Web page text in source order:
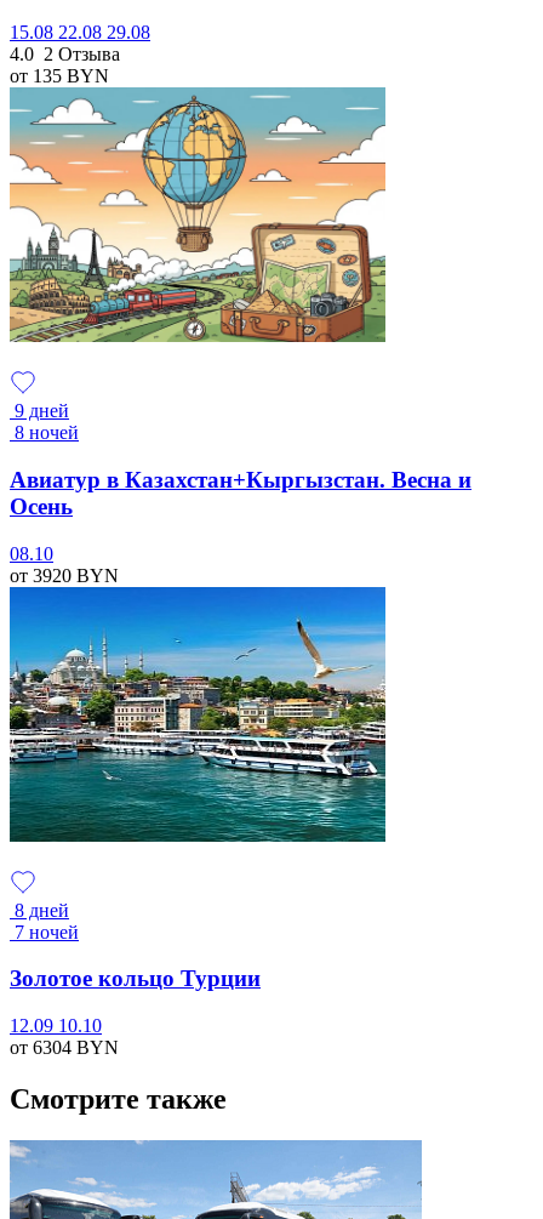
15.08 22.08 29.08
4.0 2 Отзыва
от 135 BYN
9 дней
8 ночей
Авиатур в Казахстан+Кыргызстан. Весна и
Осень
08.10
от 3920 BYN
8 дней
7 ночей
Золотое кольцо Турции
12.09 10.10
от 6304 BYN
Смотрите также